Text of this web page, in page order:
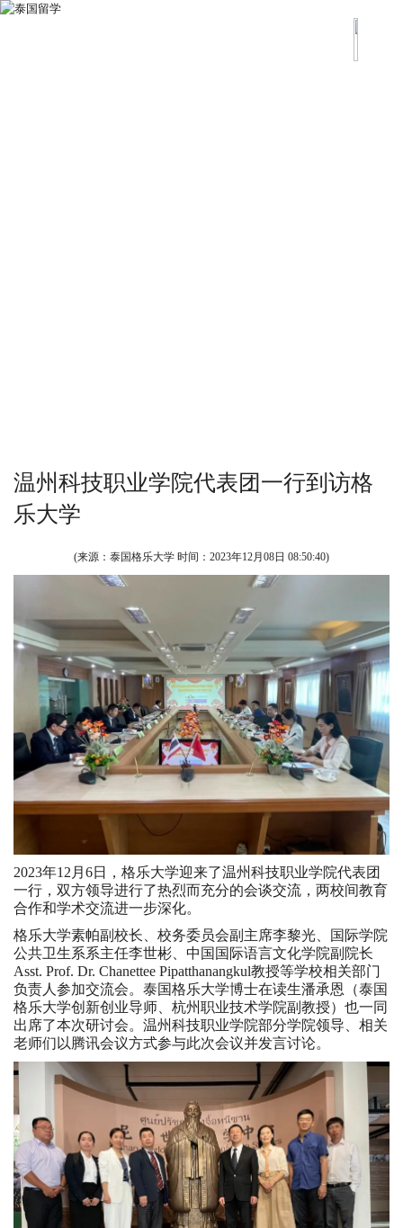
温州科技职业学院代表团一行到访格
乐大学
(来源：泰国格乐大学 时间： 2023年12月08日 08:50:40)
2023年12月6日，格乐大学迎来了温州科技职业学院代表团
一行，双方领导进行了热烈而充分的会谈交流，两校间教育
合作和学术交流进一步深化。
格乐大学素帕副校长、校务委员会副主席李黎光、国际学院
公共卫生系系主任李世彬、中国国际语言文化学院副院长
Asst. Prof. Dr. Chanettee Pipatthanangkul教授等学校相关部门
负责人参加交流会。泰国格乐大学博士在读生潘承恩（泰国
格乐大学创新创业导师、杭州职业技术学院副教授）也一同
出席了本次研讨会。温州科技职业学院部分学院领导、相关
老师们以腾讯会议方式参与此次会议并发言讨论。